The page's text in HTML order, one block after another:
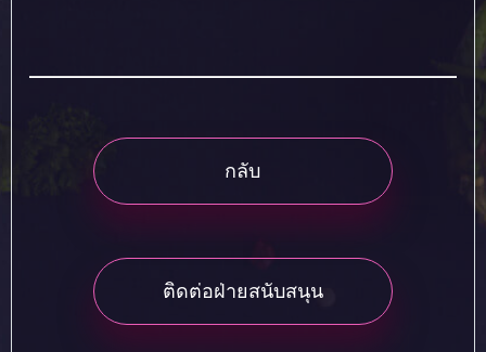
กลับ
ติดต่อฝ่ายสนับสนุน